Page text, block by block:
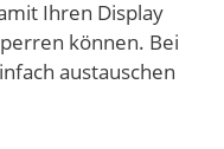
Ihren Display
können. Bei
austauschen